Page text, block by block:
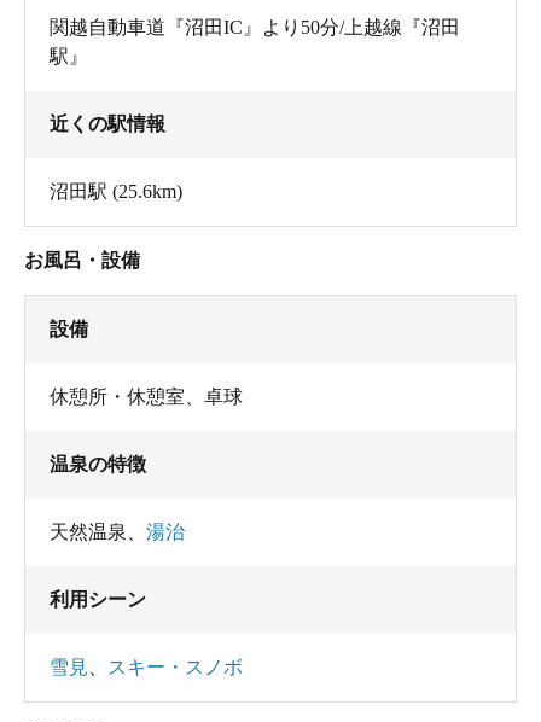
関越自動車道『沼田IC』より50分/上越線『沼田
駅』
近くの駅情報
沼田駅 (25.6km)
お風呂・設備
設備
休憩所・休憩室 卓球
温泉の特徴
天然温泉 湯治
利用シーン
雪見 スキー・スノボ